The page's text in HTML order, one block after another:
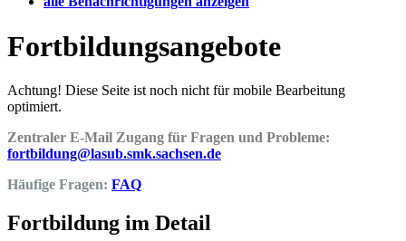
Fortbildungsangebote
Achtung! Diese Seite ist noch nicht für mobile Bearbeitung
optimiert.
Zentraler E-Mail Zugang für Fragen und Probleme:
fortbildung@lasub.smk.sachsen.de
Häufige Fragen: FAQ
Fortbildung im Detail